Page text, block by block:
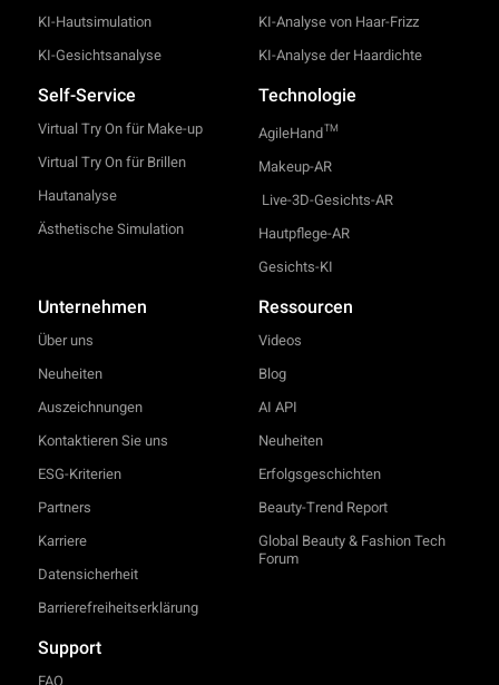
KI-Hautsimulation
KI-Gesichtsanalyse
KI-Analyse von Haar-Frizz
KI-Analyse der Haardichte
Self-Service
Virtual Try On für Make-up
Virtual Try On für Brillen
Hautanalyse
Ästhetische Simulation
Technologie
AgileHandTM
Makeup-AR
Live-3D-Gesichts-AR
Hautpflege-AR
Gesichts-KI
Unternehmen
Über uns
Neuheiten
Auszeichnungen
Kontaktieren Sie uns
ESG-Kriterien
Partners
Karriere
Datensicherheit
Barrierefreiheitserklärung
Ressourcen
Videos
Blog
AI API
Neuheiten
Erfolgsgeschichten
Beauty-Trend Report
Global Beauty & Fashion Tech
Forum
Support
FAQ